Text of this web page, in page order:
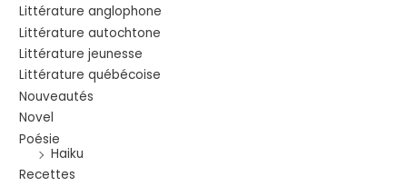
Littérature anglophone
Littérature autochtone
Littérature jeunesse
Littérature québécoise
Nouveautés
Novel
Poésie
Haiku
Recettes